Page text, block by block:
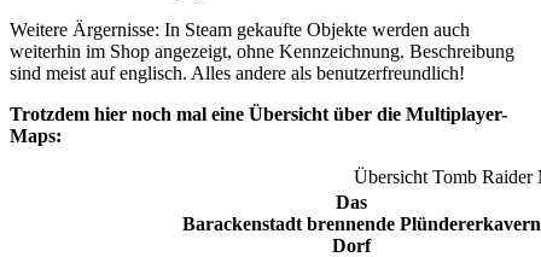
Weitere Ärgernisse: In Steam gekaufte Objekte werden auch
weiterhin im Shop angezeigt, ohne Kennzeichnung. Beschreibung
sind meist auf englisch. Alles andere als benutzerfreundlich!
Trotzdem hier noch mal eine Übersicht über die Multiplayer-
Maps:
Übersicht Tomb
Barackenstadt
Das
brennende
Dorf